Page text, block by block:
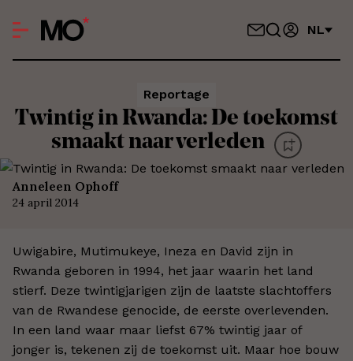
NL
Reportage
Twintig in Rwanda: De toekomst
smaakt naar verleden
Anneleen Ophoff
24 april 2014
Uwigabire, Mutimukeye, Ineza en David zijn in
Rwanda geboren in 1994, het jaar waarin het land
stierf. Deze twintigjarigen zijn de laatste slachtoffers
van de Rwandese genocide, de eerste overlevenden.
In een land waar maar liefst 67% twintig jaar of
jonger is, tekenen zij de toekomst uit. Maar hoe bouw